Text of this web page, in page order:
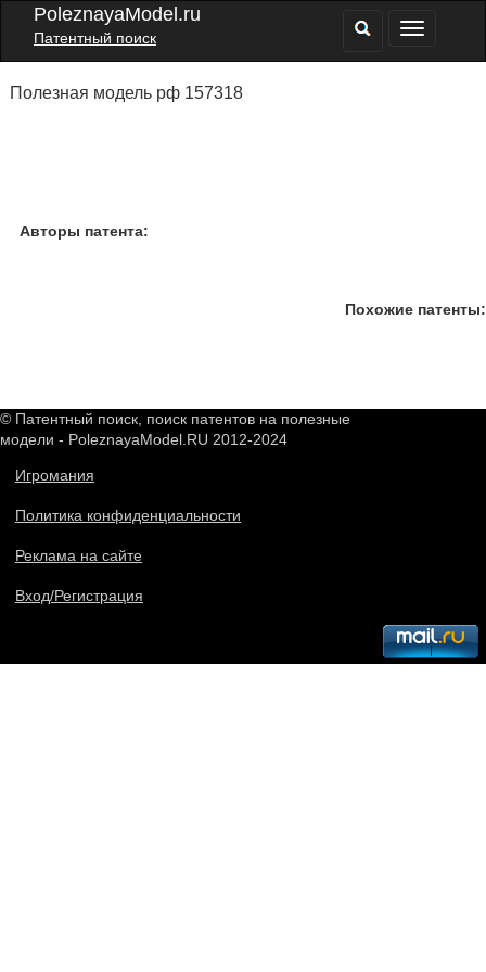
PoleznayaModel.ru
Патентный поиск
Полезная модель рф 157318
Авторы патента:
Похожие патенты:
© Патентный поиск, поиск патентов на полезные
модели - PoleznayaModel.RU 2012-2024
Игромания
Политика конфиденциальности
Реклама на сайте
Вход/Регистрация